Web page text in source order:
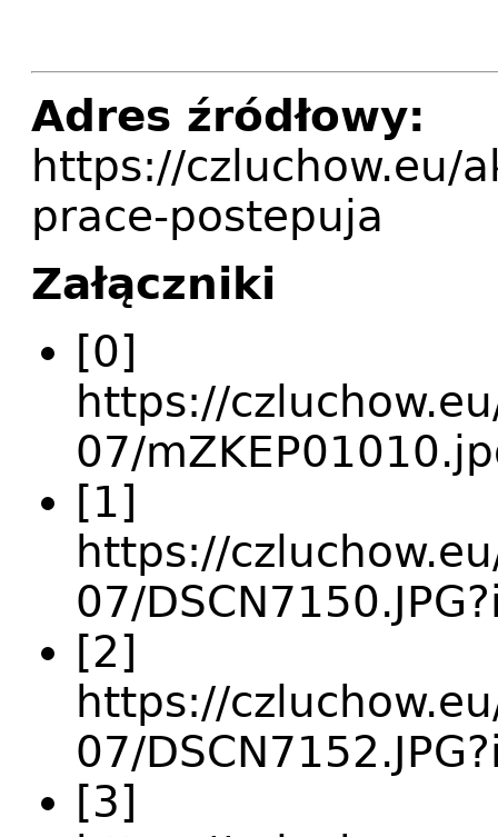
Adres źródłowy:
https://czluchow.eu/
prace-postepuja
Załączniki
[0]
https://
07/
[1]
https://
07/
[2]
https://
07/
[3]